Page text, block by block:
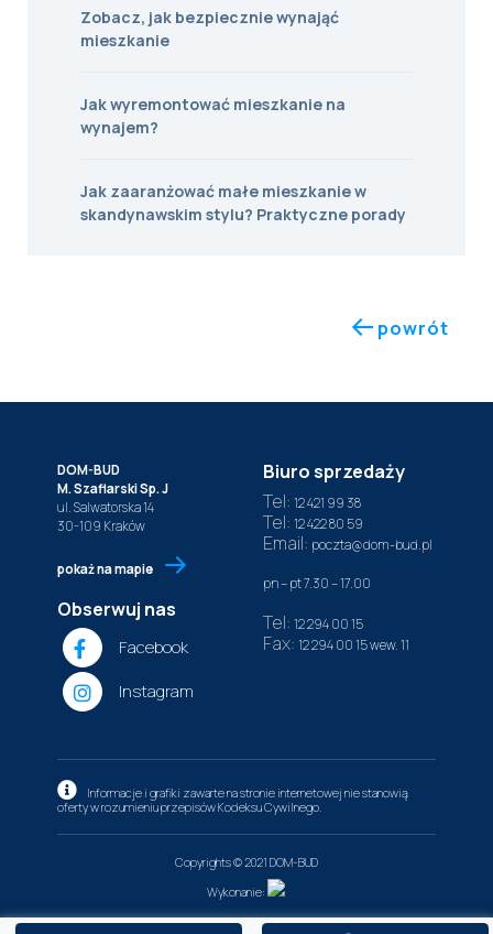
Zobacz, jak bezpiecznie wynająć
mieszkanie
Jak wyremontować mieszkanie na
wynajem?
Jak zaaranżować małe mieszkanie w
skandynawskim stylu? Praktyczne porady
powrót
DOM-BUD
M. Szaflarski Sp. J
ul. Salwatorska 14
30-109 Kraków
pokaż na mapie
Obserwuj nas
Facebook
Instagram
Biuro sprzedaży
Tel: 12 421 99 38
Tel: 12 422 80 59
Email: poczta@dom-bud.pl
pn – pt 7.30 – 17.00
Tel: 12 294 00 15
Fax: 12 294 00 15wew. 11
Informacje i grafiki zawarte na stronie internetowej nie stanowią
oferty w rozumieniu przepisów Kodeksu Cywilnego.
Copyrights © 2021 DOM-BUD
Wykonanie: